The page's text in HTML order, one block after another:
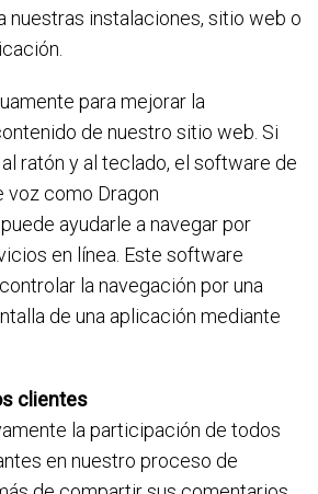
nuestras instalaciones, sitio web o
para mejorar la
de nuestro sitio web. Si
ratón y al teclado, el software de
como Dragon
ayudarle a navegar por
en línea. Este software
la navegación por una
de una aplicación mediante
clientes
la participación de todos
en nuestro proceso de